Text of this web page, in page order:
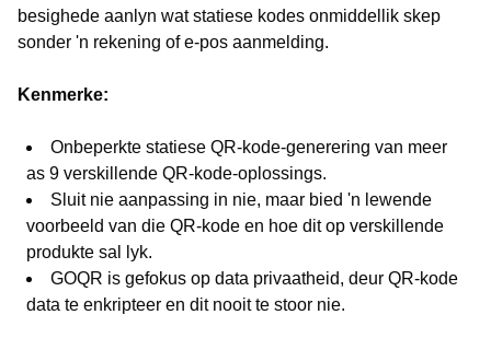
besighede aanlyn wat statiese kodes onmiddellik skep
sonder 'n rekening of e-pos aanmelding.
Kenmerke:
Onbeperkte statiese QR-kode-generering van meer
as 9 verskillende QR-kode-oplossings.
Sluit nie aanpassing in nie, maar bied 'n lewende
voorbeeld van die QR-kode en hoe dit op verskillende
produkte sal lyk.
GOQR is gefokus op data privaatheid, deur QR-kode
data te enkripteer en dit nooit te stoor nie.